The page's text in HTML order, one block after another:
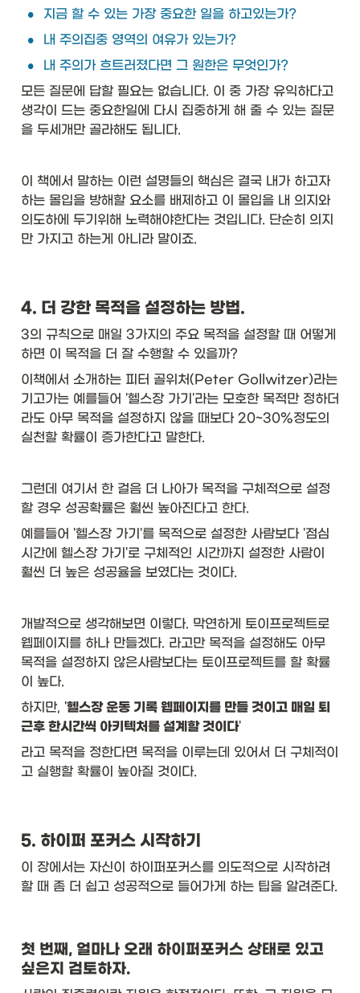
• 지금 할 수 있는 가장 중요한 일을 하고있는가?
• 내 주의집중 영역의 여유가 있는가?
•
내 주의가 흐트러졌다면 그 원한은 무엇인가?
모든 질문에 답할 필요는 없습니다. 이 중 가장 유익하다고
생각이 드는 중요한일에 다시 집중하게 해 줄 수 있는 질문
을 두세개만 골라해도 됩니다.
이 책에서 말하는 이런 설명들의 핵심은 결국 내가 하고자
하는 몰입을 방해할 요소를 배제하고 이 몰입을 내 의지와
의도하에 두기위해 노력해야한다는 것입니다. 단순히 의지
만 가지고 하는게 아니라 말이죠.
4. 더 강한 목적을 설정하는 방법.
3의 규칙으로 매일 3가지의 주요 목적을 설정할 때 어떻게
하면 이 목적을 더 잘 수행할 수 있을까?
이책에서 소개하는 피터 골위처(Peter Gollwitzer)라는
기고가는 예를들어 '헬스장 가기'라는 모호한 목적만 정하더
라도 아무 목적을 설정하지 않을 때보다 20~30%정도의
실천할 확률이 증가한다고 말한다.
그런데 여기서 한 걸음 더 나아가 목적을 구체적으로 설정
할 경우 성공확률은 훨씬 높아진다고 한다.
예를들어 '헬스장 가기'를 목적으로 설정한 사람보다 '점심
시간에 헬스장 가기'로 구체적인 시간까지 설정한 사람이
훨씬 더 높은 성공율을 보였다는 것이다.
개발적으로 생각해보면 이렇다. 막연하게 토이프로젝트로
웹페이지를 하나 만들겠다. 라고만 목적을 설정해도 아무
목적을 설정하지 않은사람보다는 토이프로젝트를 할 확률
이 높다.
하지만, '헬스장 운동 기록 웹페이지를 만들 것이고 매일 퇴
근후 한시간씩 아키텍처를 설계할 것이다'
라고 목적을 정한다면 목적을 이루는데 있어서 더 구체적이
고 실행할 확률이 높아질 것이다.
5. 하이퍼 포커스 시작하기
이 장에서는 자신이 하이퍼포커스를 의도적으로 시작하려
할 때 좀 더 쉽고 성공적으로 들어가게 하는 팁을 알려준다.
첫 번째, 얼마나 오래 하이퍼포커스 상태로 있고
싶은지 검토하자.